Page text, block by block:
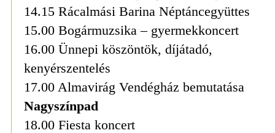
14.15 Rácalmási Barina Néptáncegyüttes
15.00 Bogármuzsika – gyermekkoncert
16.00 Ünnepi köszöntök, díjátadó,
kenyérszentelés
17.00 Almavirág Vendégház bemutatása
Nagyszínpad
18.00 Fiesta koncert